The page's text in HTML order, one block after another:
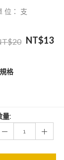
位： 支
20 NT$13
規格
量: